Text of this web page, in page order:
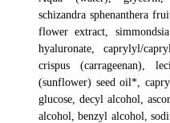
schizandra sphenanthera
flower extract,
hyaluronate, caprylyl/
crispus (carrageenan),
(sunflower) seed oil*,
glucose, decyl alcohol,
alcohol, benzyl alcohol,